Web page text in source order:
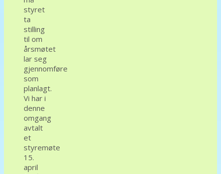
styret
ta
stilling
til om
årsmøtet
lar seg
gjennomføre
som
planlagt.
Vi har i
denne
omgang
avtalt
et
styremøte
15.
april